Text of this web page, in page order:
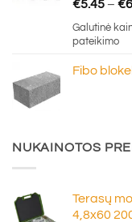
€5.45 – €
Galutinė
pateikimo
Fibo
NUKAINOTOS
Terasų
4,8x60